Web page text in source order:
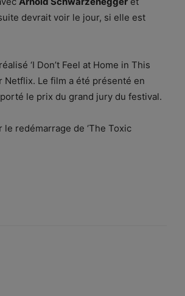
devrait voir le jour, si elle est
‘I Don’t Feel at Home in This
Netflix. Le film a été présenté en
le prix du grand jury du festival.
redémarrage de ‘The Toxic